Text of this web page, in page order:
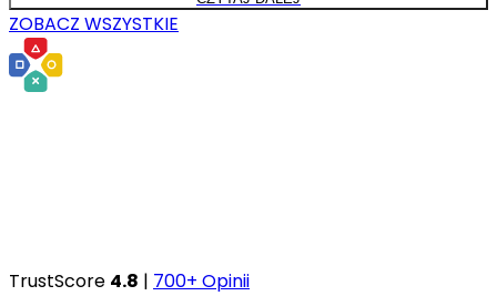
ZOBACZ WSZYSTKIE
TrustScore 4.8 | 700+ Opinii